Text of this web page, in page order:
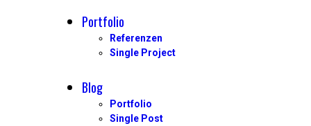
Portfolio
Referenzen
Single Project
Blog
Portfolio
Single Post